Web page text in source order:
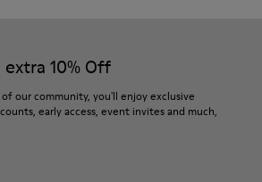
10% Off
our community, you'll enjoy exclusive
early access, event invites and much,